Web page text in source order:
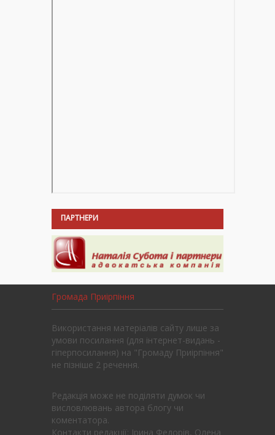
ПАРТНЕРИ
Громада Приірпіння
Використання матеріалів сайту лише за
умови посилання (для інтернет-видань -
гіперпосилання) на "Громаду Приірпіння"
не пізніше 2 речення.
Редакція може не поділяти думок чи
висловлювань автора блогу чи
коментатора.
Контакти редакції: Ірина Федорів, Олена